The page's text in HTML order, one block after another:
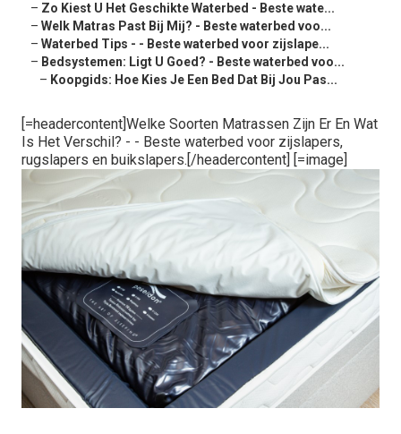
– Zo Kiest U Het Geschikte Waterbed - Beste wate...
– Welk Matras Past Bij Mij? - Beste waterbed voo...
– Waterbed Tips - - Beste waterbed voor zijslape...
– Bedsystemen: Ligt U Goed? - Beste waterbed voo...
– Koopgids: Hoe Kies Je Een Bed Dat Bij Jou Pas...
[=headercontent]Welke Soorten Matrassen Zijn Er En Wat
Is Het Verschil? - - Beste waterbed voor zijslapers,
rugslapers en buikslapers.[/headercontent] [=image]